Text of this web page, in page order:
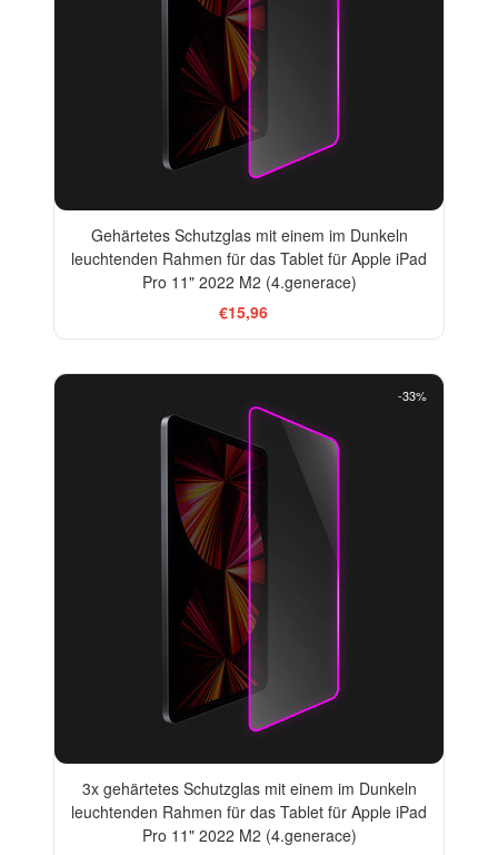
Gehärtetes Schutzglas mit einem im Dunkeln
leuchtenden Rahmen für das Tablet für Apple iPad
Pro 11" 2022 M2 (4.generace)
€15,96
-33%
3x gehärtetes Schutzglas mit einem im Dunkeln
leuchtenden Rahmen für das Tablet für Apple iPad
Pro 11" 2022 M2 (4.generace)